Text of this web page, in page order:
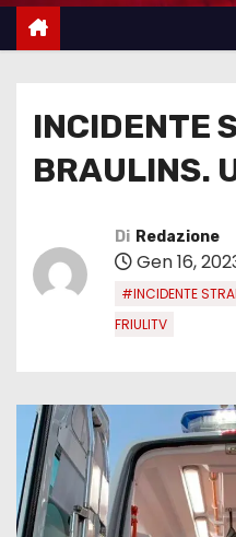
INCIDENTE
BRAULINS.
Di Redazione
Gen 16,
#INCIDENTE
FRIULITV